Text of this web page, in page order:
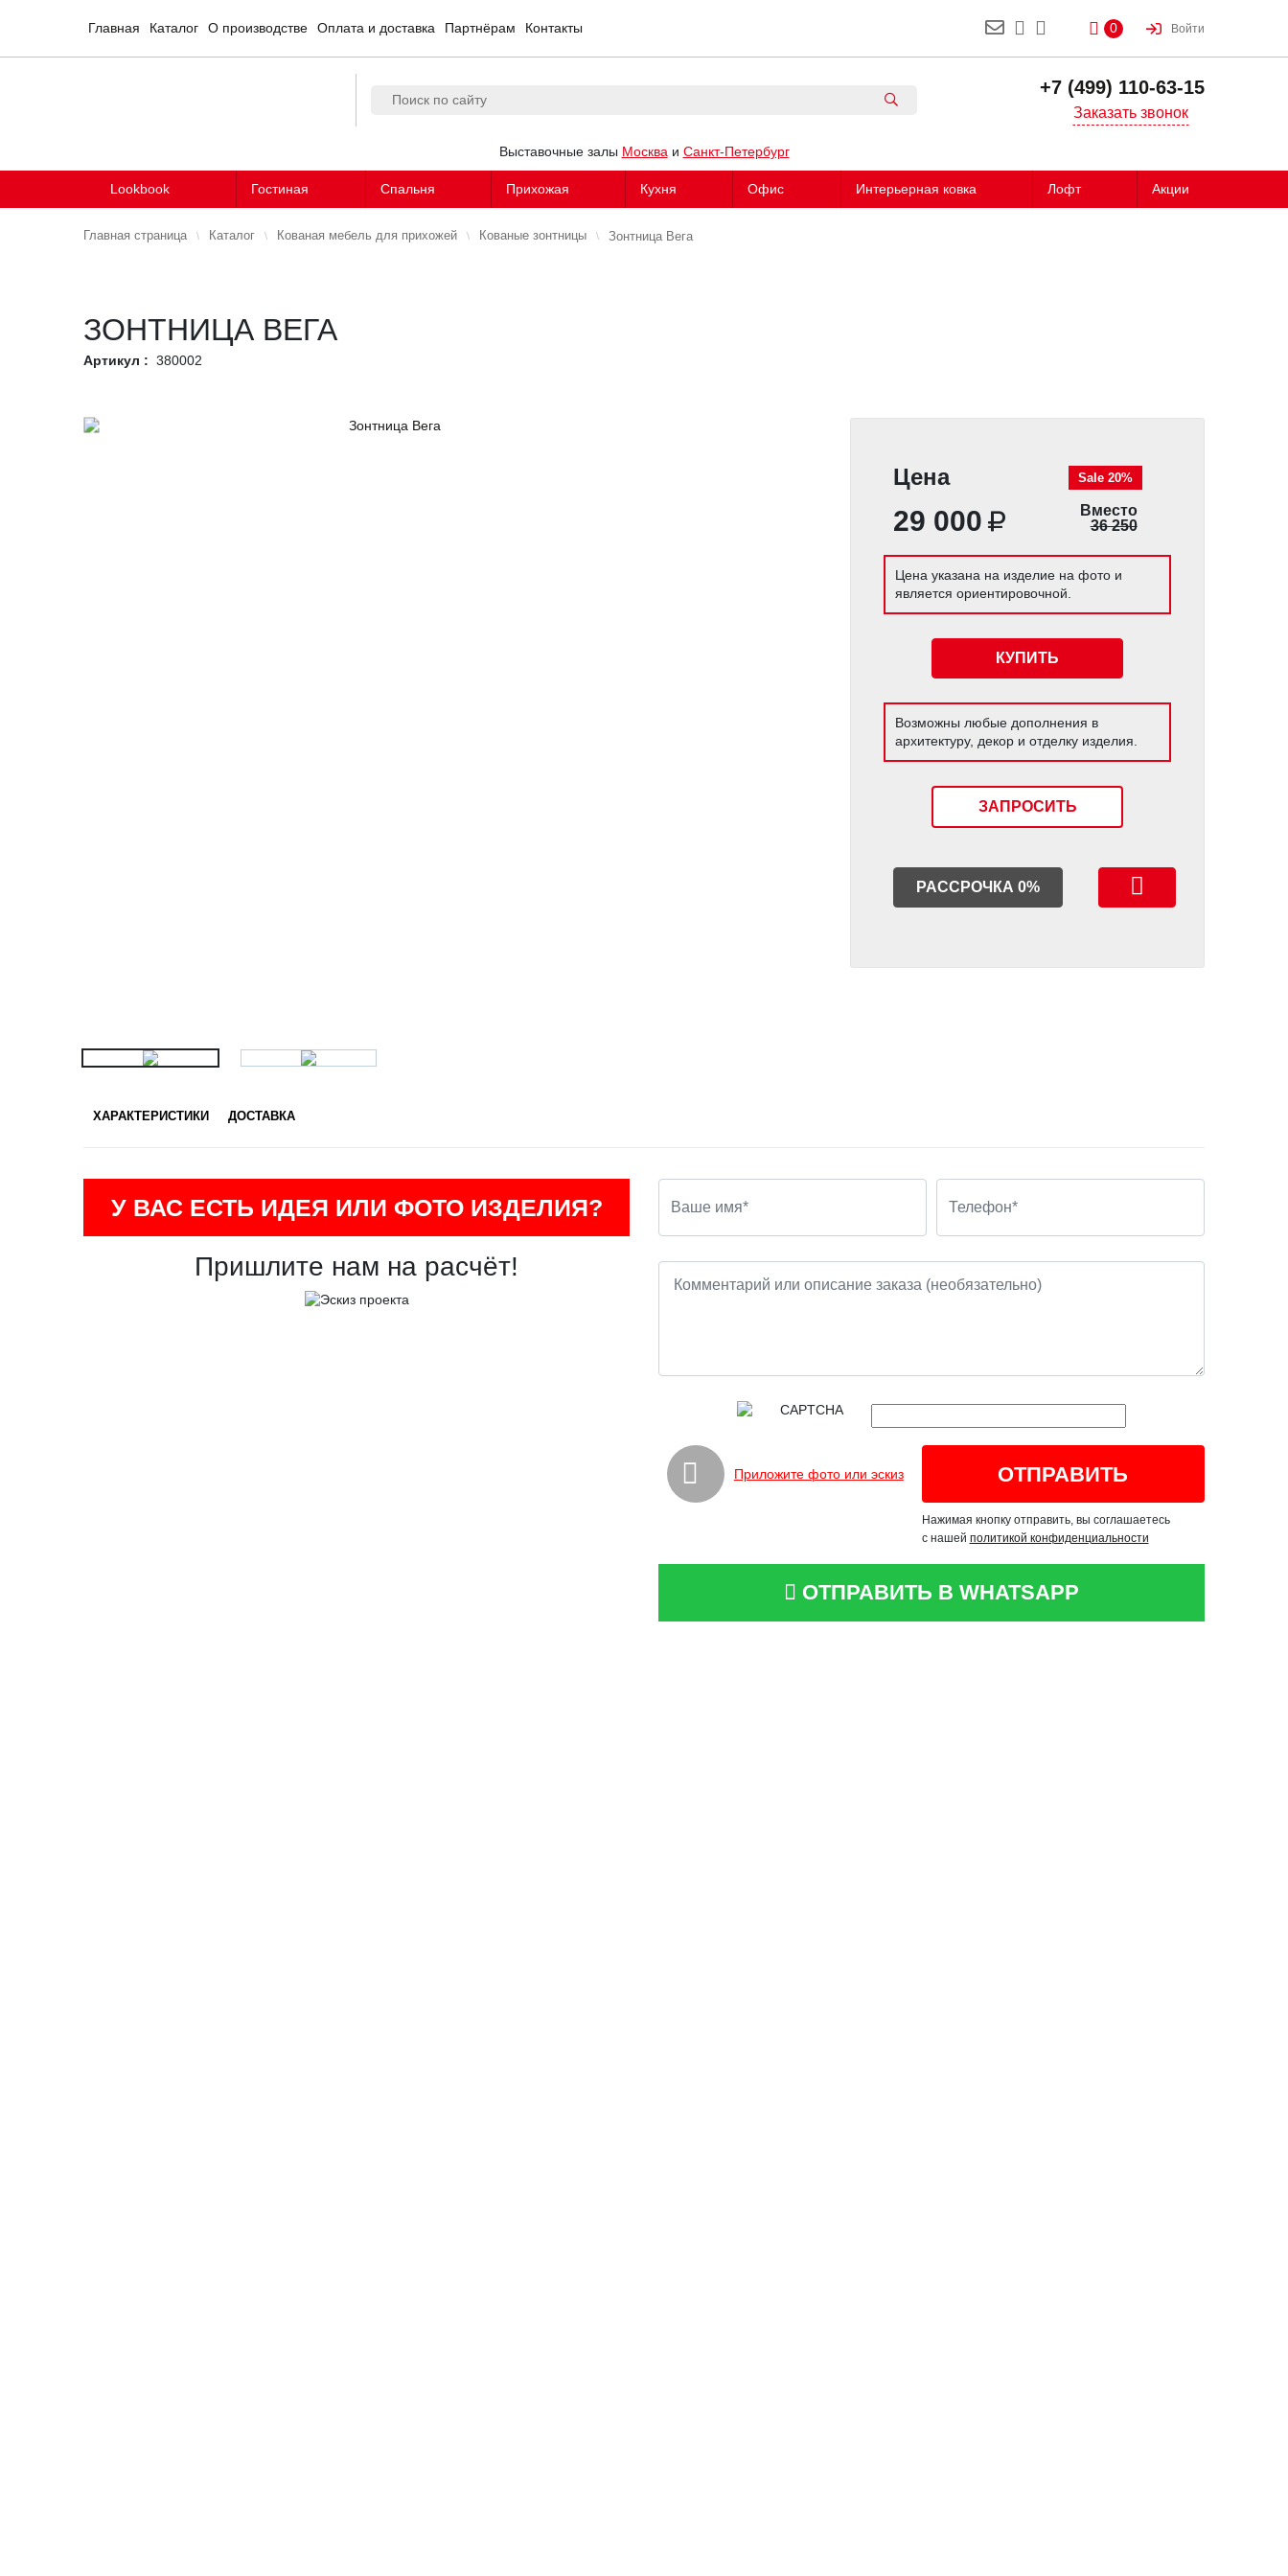
Главная Каталог О производстве Оплата и доставка Партнёрам Контакты 0 Войти
+7 (499) 110-63-15
Заказать звонок
Выставочные залы Москва и Санкт-Петербург
Lookbook Гостиная Спальня Прихожая Кухня Офис Интерьерная ковка Лофт Акции
Главная страница Каталог Кованая мебель для прихожей Кованые зонтницы Зонтница Вега
ЗОНТНИЦА ВЕГА
Артикул : 380002
Цена
29 000
Sale 20%
Вместо
36 250
Цена указана на изделие на фото и
является ориентировочной.
КУПИТЬ
Возможны любые дополнения в
архитектуру, декор и отделку изделия.
ЗАПРОСИТЬ
РАССРОЧКА 0%
ХАРАКТЕРИСТИКИ ДОСТАВКА
У ВАС ЕСТЬ ИДЕЯ ИЛИ ФОТО ИЗДЕЛИЯ?
Пришлите нам на расчёт!
Приложите фото или эскиз
Нажимая кнопку отправить, вы соглашаетесь
с нашей политикой конфиденциальности
ОТПРАВИТЬ В WHATSAPP